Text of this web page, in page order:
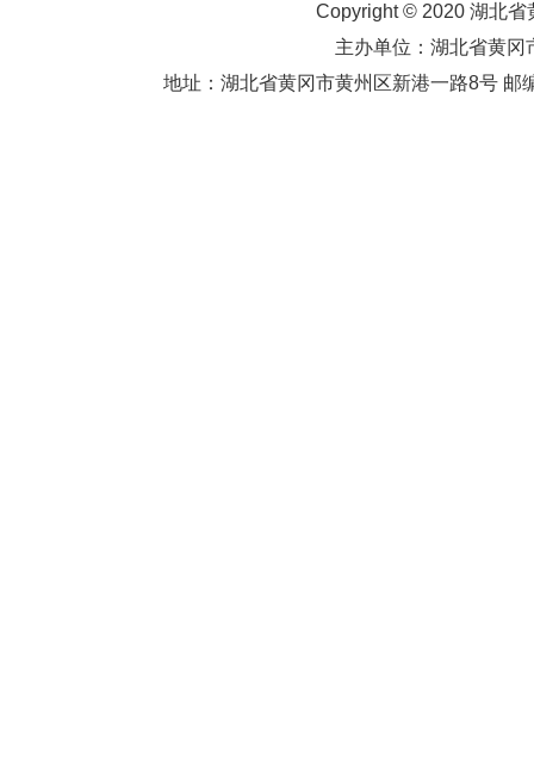
Copyright © 2020 湖北省
主办单位：湖北省黄
地址：湖北省黄冈市黄州区新港一路8号